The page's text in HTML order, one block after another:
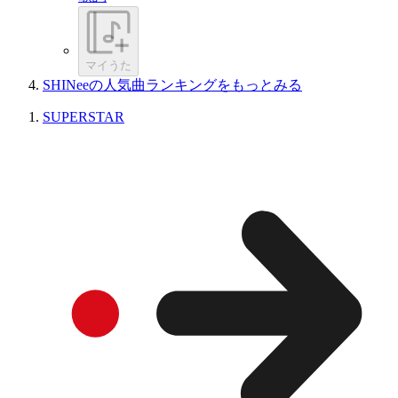
マイうた
SHINeeの人気曲ランキングをもっとみる
SUPERSTAR